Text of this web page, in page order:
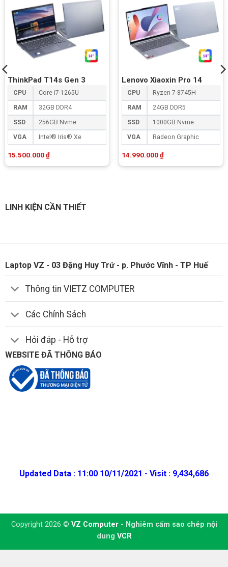
ThinkPad T14s Gen 3
CPU Core i7-1265U
RAM 32GB DDR4
SSD 256GB Nvme
VGA Intel® Iris® Xe
15.500.000₫
Lenovo Xiaoxin Pro 14
CPU Ryzen 7-8745H
RAM 24GB DDR5
SSD 1000GB Nvme
VGA Radeon Graphic
14.990.000₫
LINH KIỆN CẦN THIẾT
Laptop VZ - 03 Đặng Huy Trứ - p. Phước Vĩnh - TP Huế
Thông tin VIETZ COMPUTER
Các Chính Sách
Hỏi đáp - Hỗ trợ
WEBSITE ĐÃ THÔNG BÁO
Updated Data : 11:00 10/11/2021 - Visit : 9,434,686
Copyright 2026 © VZ Computer- Nghiêm cấm sao chép nội
dung VCR